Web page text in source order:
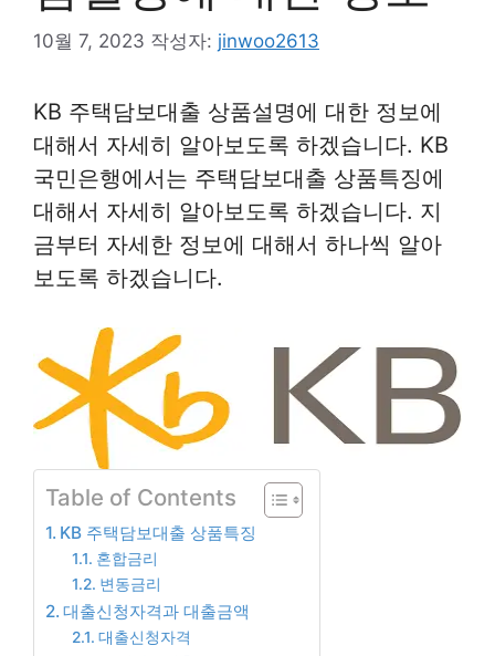
10월 7, 2023 작성자: jinwoo2613
KB 주택담보대출 상품설명에 대한 정보에
대해서 자세히 알아보도록 하겠습니다. KB
국민은행에서는 주택담보대출 상품특징에
대해서 자세히 알아보도록 하겠습니다. 지
금부터 자세한 정보에 대해서 하나씩 알아
보도록 하겠습니다.
Table of Contents
KB 주택담보대출 상품특징
혼합금리
변동금리
대출신청자격과 대출금액
대출신청자격